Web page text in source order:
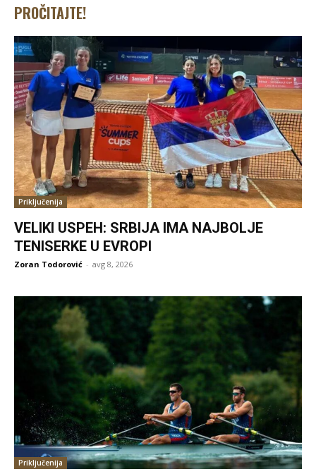
PROČITAJTE!
Priključenija
VELIKI USPEH: SRBIJA IMA NAJBOLJE
TENISERKE U EVROPI
Zoran Todorović - avg 8, 2026
Priključenija